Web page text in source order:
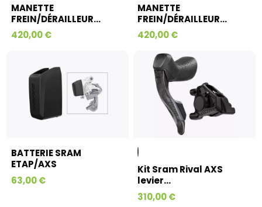
MANETTE
FREIN/DÉRAILLEUR...
420,00 €
MANETTE
FREIN/DÉRAILLEUR...
420,00 €
BATTERIE SRAM
ETAP/AXS
63,00 €
Kit Sram Rival AXS
levier...
310,00 €